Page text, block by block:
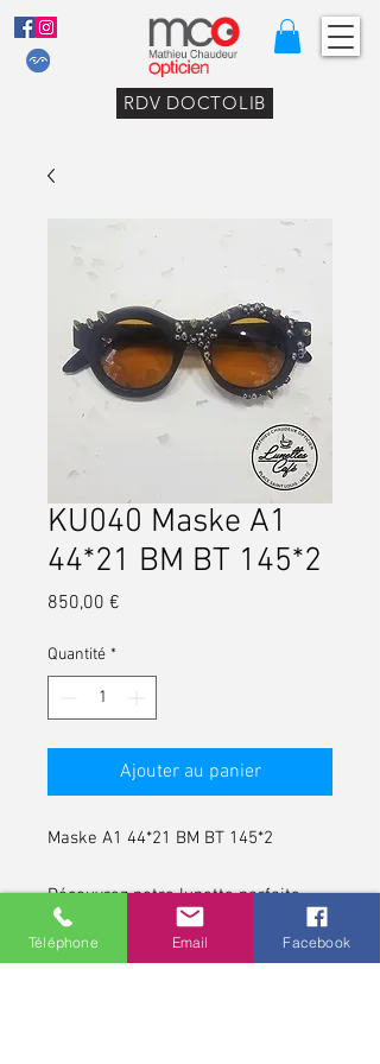
RDV DOCTOLIB
KU040 Maske A1
44*21 BM BT 145*2
850,00 €
Quantité *
Ajouter au panier
Maske A1 44*21 BM BT 145*2
Découvrez notre lunette parfaite
pour ceux qui apprécient le style
vintage.
Téléphone Email Facebook